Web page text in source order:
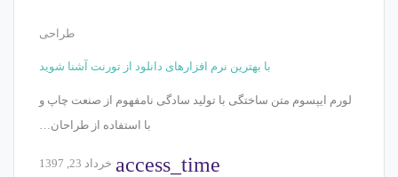
طراحی
با بهترین نرم ‌افزارهای دانلود از تورنت آشنا شوید
لورم ایپسوم متن ساختگی با تولید سادگی نامفهوم از صنعت چاپ و
با استفاده از طراحان…
access_time خرداد 23, 1397